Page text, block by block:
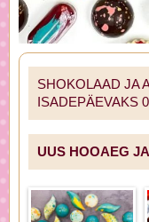
SHOKOLAAD JA
ISADEPÄEVAKS
UUS HOOAEG